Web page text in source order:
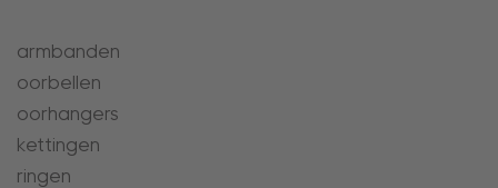
armbanden
oorbellen
oorhangers
kettingen
ringen